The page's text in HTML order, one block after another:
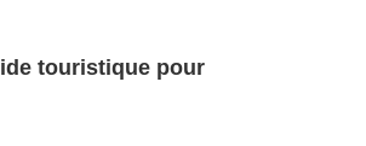
touristique pour